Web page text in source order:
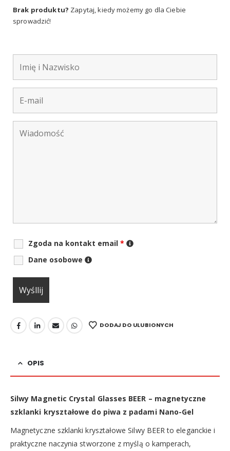
Brak produktu? Zapytaj, kiedy możemy go dla Ciebie
sprowadzić!
Zgoda na kontakt email *
Dane osobowe
DODAJ DO ULUBIONYCH
OPIS
Silwy Magnetic Crystal Glasses BEER – magnetyczne
szklanki kryształowe do piwa z padami Nano-Gel
Magnetyczne szklanki kryształowe Silwy BEER to eleganckie i
praktyczne naczynia stworzone z myślą o kamperach,